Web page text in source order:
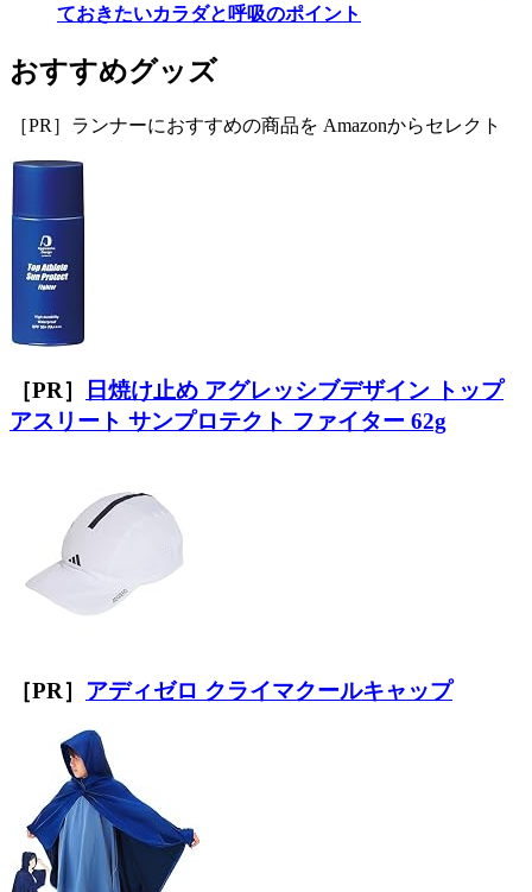
ておきたいカラダと呼吸のポイント
おすすめグッズ
［PR］ランナーにおすすめの商品を Amazonからセレクト
［PR］
日焼け止め アグレッシブデザイン トップ
アスリート サンプロテクト ファイター 62g
［PR］ アディゼロ クライマクールキャップ